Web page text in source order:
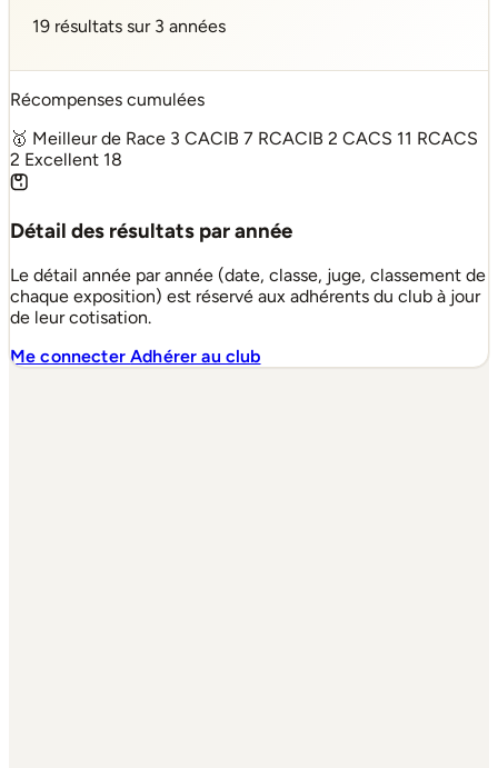
19 résultats sur 3 années
Récompenses cumulées
🥇 Meilleur de Race 3 CACIB 7 RCACIB 2 CACS 11 RCACS
2 Excellent 18
Détail des résultats par année
Le détail année par année (date, classe, juge, classement de
chaque exposition) est réservé aux adhérents du club à jour
de leur cotisation.
Me connecterAdhérer au club